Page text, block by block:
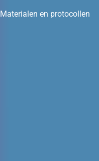
Materialen en protocollen